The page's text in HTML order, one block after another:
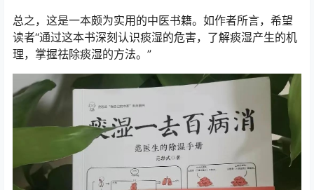
总之，这是一本颇为实用的中医书籍。如作者所言，希望
读者“通过这本书深刻认识痰湿的危害，了解痰湿产生的机
理，掌握祛除痰湿的方法。”